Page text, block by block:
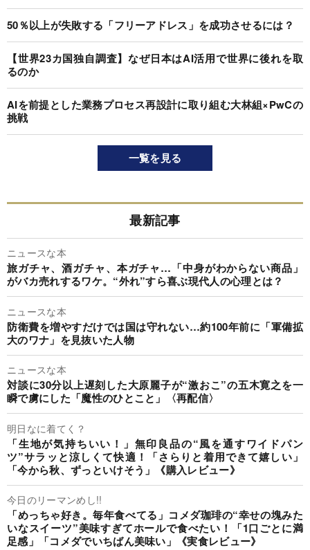
50％以上が失敗する「フリーアドレス」を成功させるには？
【世界23カ国独自調査】なぜ日本はAI活用で世界に後れを取
るのか
AIを前提とした業務プロセス再設計に取り組む大林組×PwCの
挑戦
一覧を見る
最新記事
ニュースな本
旅ガチャ、酒ガチャ、本ガチャ…「中身がわからない商品」
がバカ売れするワケ。“外れ”すら喜ぶ現代人の心理とは？
ニュースな本
防衛費を増やすだけでは国は守れない…約100年前に「軍備拡
大のワナ」を見抜いた人物
ニュースな本
対談に30分以上遅刻した大原麗子が“激おこ”の五木寛之を一
瞬で虜にした「魔性のひとこと」〈再配信〉
明日なに着てく？
「生地が気持ちいい！」無印良品の“風を通すワイドパン
ツ”サラッと涼しくて快適！「さらりと着用できて嬉しい」
「今から秋、ずっといけそう」《購入レビュー》
今日のリーマンめし!!
「めっちゃ好き。毎年食べてる」コメダ珈琲の“幸せの塊みた
いなスイーツ”美味すぎてホールで食べたい！「1口ごとに満
足感」「コメダでいちばん美味い」《実食レビュー》